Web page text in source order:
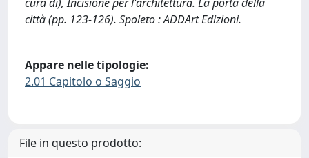
città (pp. 123-126). Spoleto : ADDArt Edizioni.
Appare nelle tipologie:
2.01 Capitolo o Saggio
File in questo prodotto: